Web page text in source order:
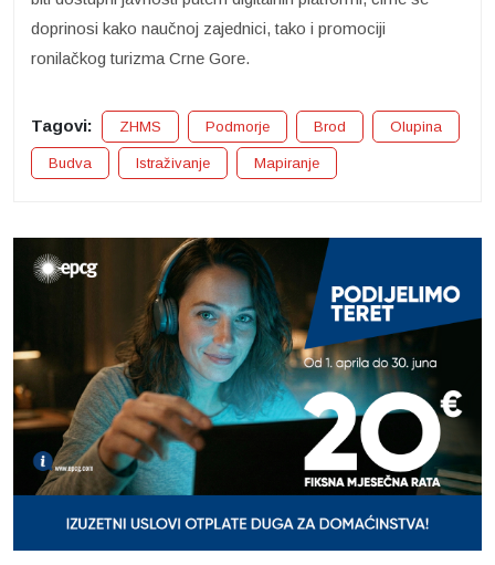
doprinosi kako naučnoj zajednici, tako i promociji
ronilačkog turizma Crne Gore.
Tagovi: ZHMS Podmorje Brod Olupina
Budva Istraživanje Mapiranje